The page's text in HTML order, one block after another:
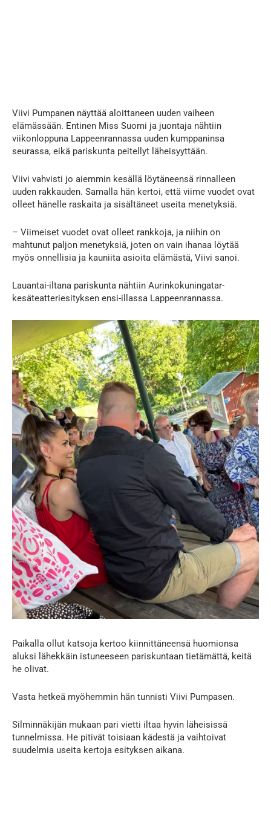
Viivi Pumpanen näyttää aloittaneen uuden vaiheen
elämässään. Entinen Miss Suomi ja juontaja nähtiin
viikonloppuna Lappeenrannassa uuden kumppaninsa
seurassa, eikä pariskunta peitellyt läheisyyttään.
Viivi vahvisti jo aiemmin kesällä löytäneensä rinnalleen
uuden rakkauden. Samalla hän kertoi, että viime vuodet ovat
olleet hänelle raskaita ja sisältäneet useita menetyksiä.
– Viimeiset vuodet ovat olleet rankkoja, ja niihin on
mahtunut paljon menetyksiä, joten on vain ihanaa löytää
myös onnellisia ja kauniita asioita elämästä, Viivi sanoi.
Lauantai-iltana pariskunta nähtiin Aurinkokuningatar-
kesäteatteriesityksen ensi-illassa Lappeenrannassa.
Paikalla ollut katsoja kertoo kiinnittäneensä huomionsa
aluksi lähekkäin istuneeseen pariskuntaan tietämättä, keitä
he olivat.
Vasta hetkeä myöhemmin hän tunnisti Viivi Pumpasen.
Silminnäkijän mukaan pari vietti iltaa hyvin läheisissä
tunnelmissa. He pitivät toisiaan kädestä ja vaihtoivat
suudelmia useita kertoja esityksen aikana.